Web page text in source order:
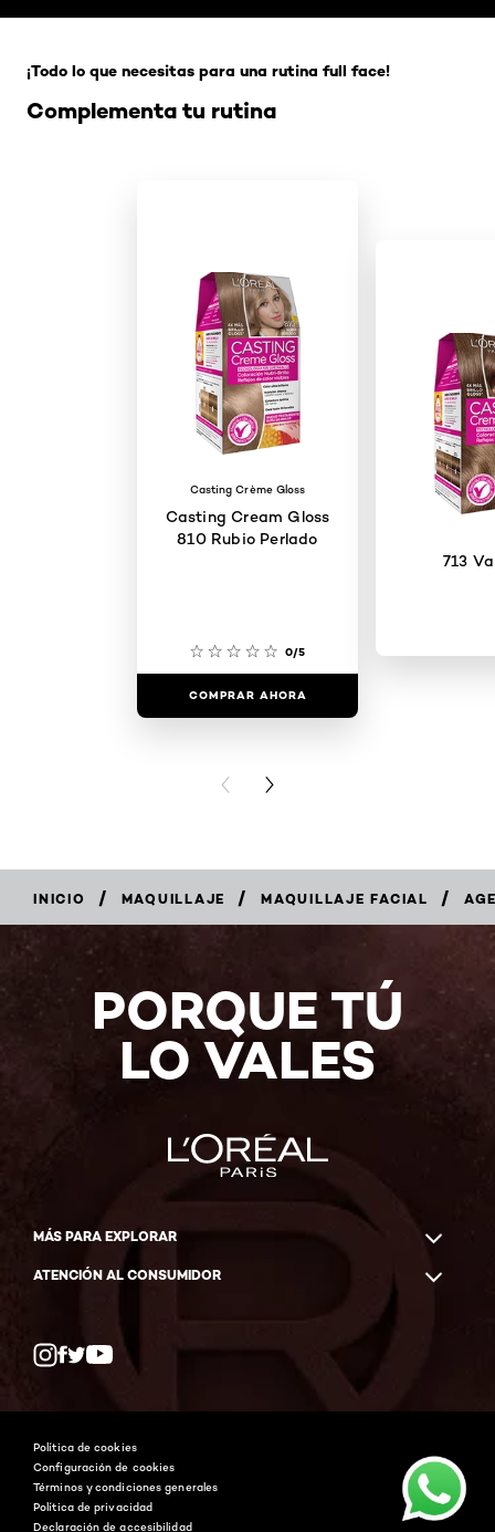
Complementa tu rutina
¡Todo lo que necesitas para una rutina full face!
Casting Crème Gloss
Casting Cream Gloss
810 Rubio Perlado
0/5
COMPRAR AHORA
713
PREVIOUS CARD
NEXT CARD
INICIO / MAQUILLAJE / MAQUILLAJE FACIAL /
AHORA
PORQUE TÚ
LO VALES
MÁS PARA EXPLORAR
ATENCIÓN AL CONSUMIDOR
Whatsapp
Política de cookies
Configuración de cookies
Términos y condiciones generales
Política de privacidad
Declaración de accesibilidad